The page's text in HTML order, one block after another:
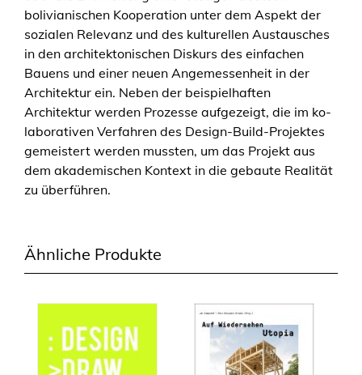
–
I
n
t
e
r
n
a
t
ä
bolivianischen Kooperation unter dem Aspekt der
sozialen Relevanz und des kulturellen Austausches
in den architektonischen Diskurs des einfachen
Bauens und einer neuen Angemessenheit in der
Architektur ein. Neben der beispielhaften
Architektur werden Prozesse aufgezeigt, die im ko-
laborativen Verfahren des Design-Build-Projektes
gemeistert werden mussten, um das Projekt aus
dem akademischen Kontext in die gebaute Realität
zu überführen.
Ähnliche Produkte